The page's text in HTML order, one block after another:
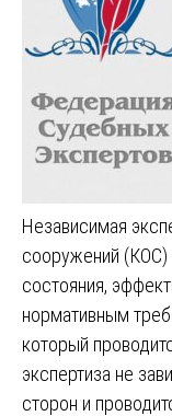
Независимая
сооружений (КОС)
состояния,
нормативным
который
экспертиза не
сторон и